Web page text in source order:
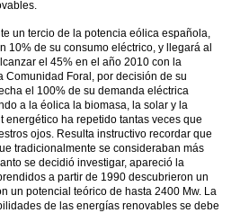
un tercio de la potencia eólica española,
10% de su consumo eléctrico, y llegará al
el 45% en el año 2010 con la
Comunidad Foral, por decisión de su
el 100% de su demanda eléctrica
a la éolica la biomasa, la solar y la
ha repetido tantas veces que
ojos. Resulta instructivo recordar que
tradicionalmente se consideraban más
se decidió investigar, apareció la
a partir de 1990 descubrieron un
un potencial teórico de hasta 2400 Mw. La
de las energías renovables se debe